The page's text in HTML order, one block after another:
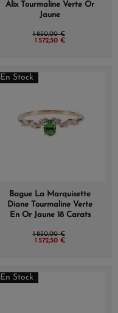
Alix Tourmaline Verte Or
Jaune
1 850,00 €
1 572,50 €
En Stock
Bague La Marquisette
Diane Tourmaline Verte
En Or Jaune 18 Carats
1 850,00 €
1 572,50 €
En Stock